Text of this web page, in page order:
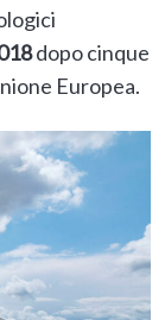
dopo cinque
Europea.